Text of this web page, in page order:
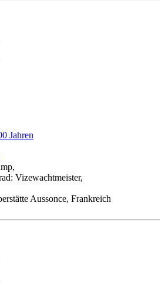
Jahren
Vizewachtmeister,
Aussonce, Frankreich